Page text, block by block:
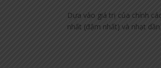
Dựa vào giá trị của chính
nhất (đậm nhất) và nhạt